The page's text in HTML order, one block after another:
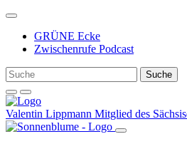
Weiter
Inhalt
GRÜNE Ecke
Zwischenrufe Podcast
Valentin Lippmann Mitglied des